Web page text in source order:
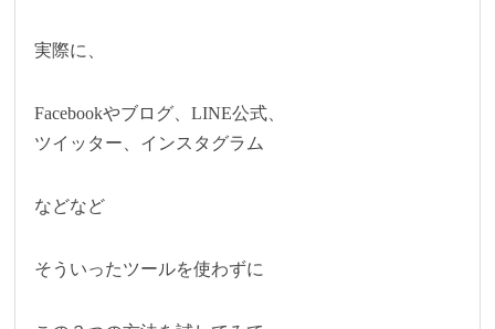
実際に、
Facebookやブログ、LINE公式、
ツイッター、インスタグラム
などなど
そういったツールを使わずに